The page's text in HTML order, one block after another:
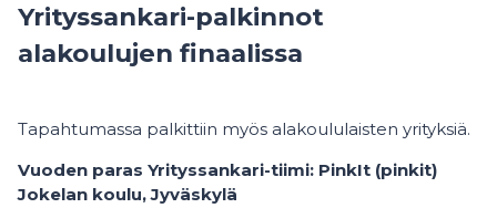
Yrityssankari-palkinnot
alakoulujen finaalissa
Tapahtumassa palkittiin myös alakoululaisten yrityksiä.
Vuoden paras Yrityssankari-tiimi: PinkIt (pinkit)
Jokelan koulu, Jyväskylä